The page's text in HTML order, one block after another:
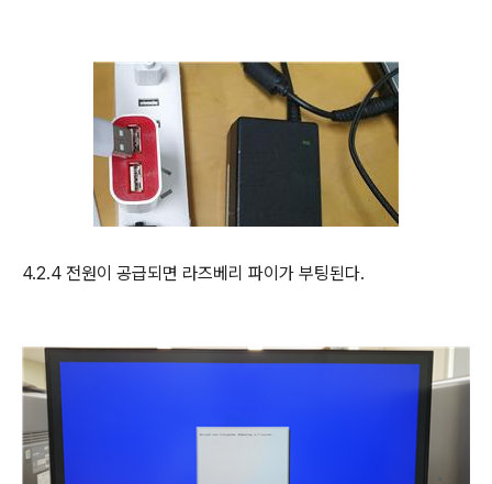
4.2.4 전원이 공급되면 라즈베리 파이가 부팅된다.